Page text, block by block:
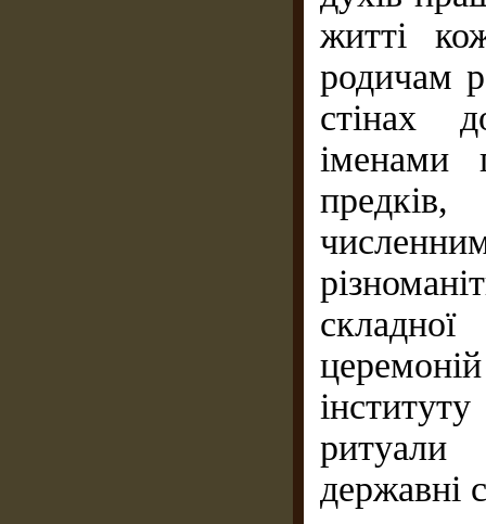
житті
родичам
стінах
іменами
ритуали
державні